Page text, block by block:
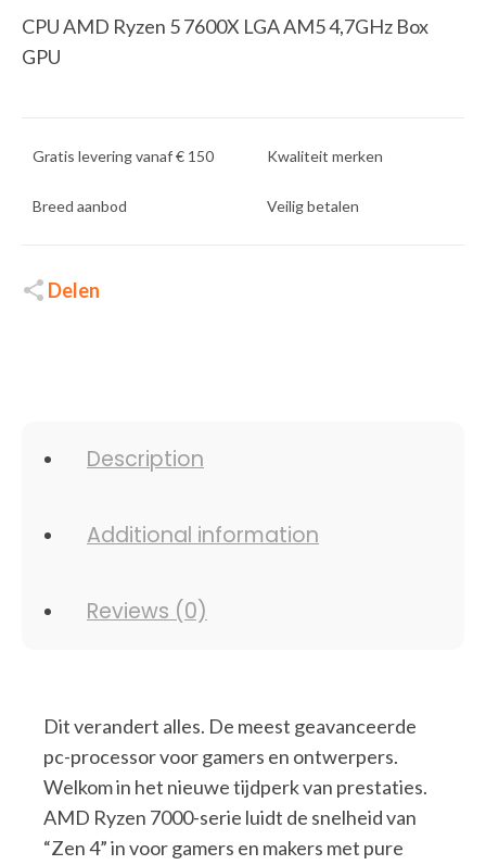
CPU AMD Ryzen 5 7600X LGA AM5 4,7GHz Box
GPU
Gratis levering vanaf € 150 Kwaliteit merken
Breed aanbod Veilig betalen
Delen
Description
Additional information
Reviews (0)
Dit verandert alles. De meest geavanceerde
pc-processor voor gamers en ontwerpers.
Welkom in het nieuwe tijdperk van prestaties.
AMD Ryzen 7000-serie luidt de snelheid van
“Zen 4” in voor gamers en makers met pure